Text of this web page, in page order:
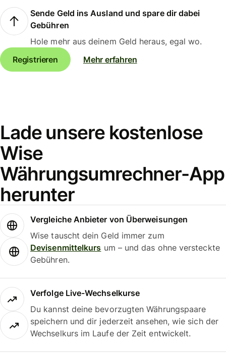
Sende Geld ins Ausland und spare dir dabei
Gebühren
Hole mehr aus deinem Geld heraus, egal wo.
Registrieren
Mehr erfahren
Lade unsere kostenlose
Wise
Währungsumrechner-App
herunter
Vergleiche Anbieter von Überweisungen
Wise tauscht dein Geld immer zum
Devisenmittelkurs um – und das ohne versteckte
Gebühren.
Verfolge Live-Wechselkurse
Du kannst deine bevorzugten Währungspaare
speichern und dir jederzeit ansehen, wie sich der
Wechselkurs im Laufe der Zeit entwickelt.